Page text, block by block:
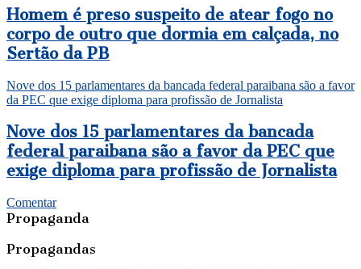
Homem é preso suspeito de atear fogo no
corpo de outro que dormia em calçada, no
Sertão da PB
Nove dos 15 parlamentares da bancada federal paraibana são a favor
da PEC que exige diploma para profissão de Jornalista
Nove dos 15 parlamentares da bancada
federal paraibana são a favor da PEC que
exige diploma para profissão de Jornalista
Comentar
Propaganda
Propagandas